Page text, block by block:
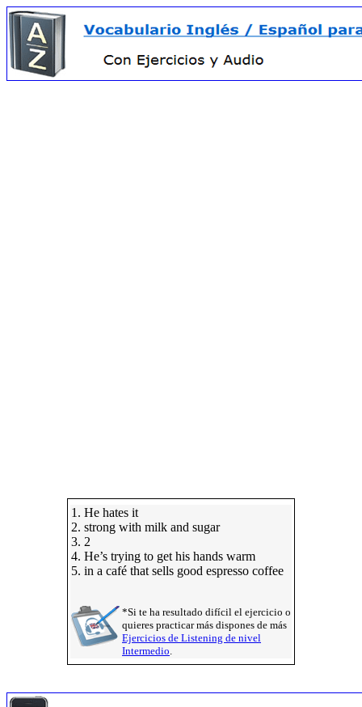
1. He hates it
2. strong with milk and sugar
3. 2
4. He’s trying to get his hands warm
5. in a café that sells good espresso coffee
*Si te ha resultado difícil el ejercicio o
quieres practicar más dispones de más
Ejercicios de Listening de nivel
Intermedio.